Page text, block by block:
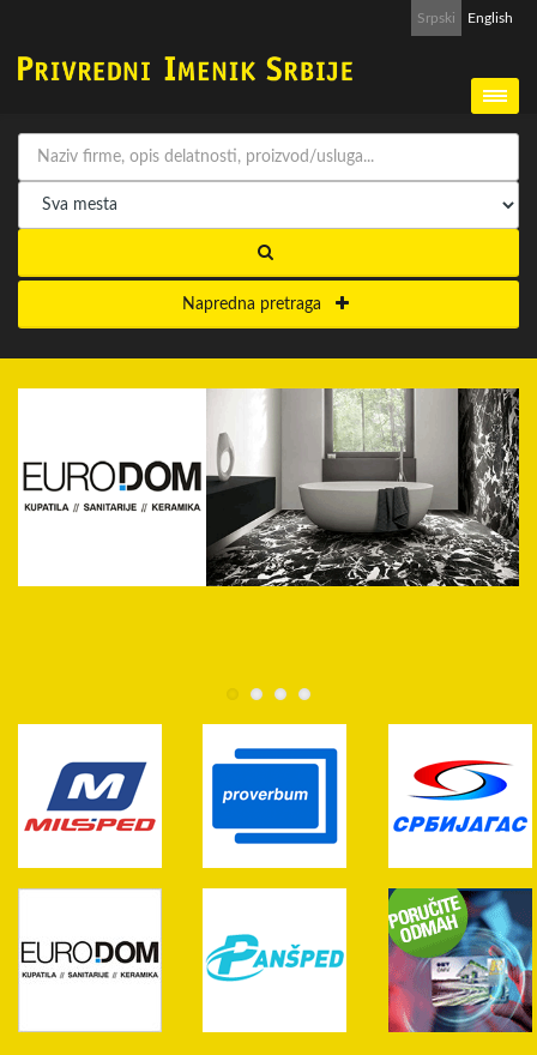
Srpski English
Napredna pretraga